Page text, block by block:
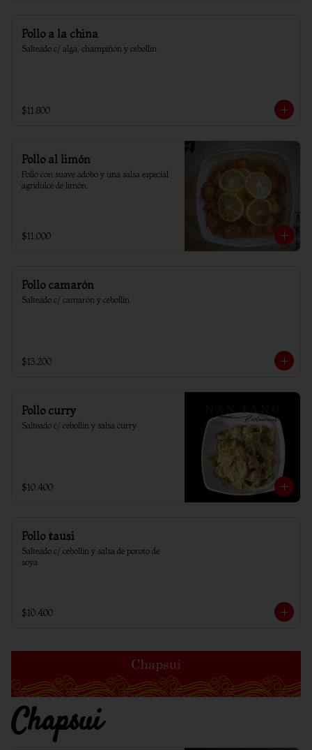
Pollo a la china
Salteado c/ alga, champiñon y cebollin
$11.800
Pollo al limón
Pollo con suave adobo y una salsa especial
agridulce de limón.
$11.000
Pollo camarón
Salteado c/ camarón y cebollín
$13.200
Pollo curry
Salteado c/ cebollin y salsa curry
$10.400
Pollo tausi
Salteado c/ cebollin y salsa de poroto de
soya
$10.400
Chapsui